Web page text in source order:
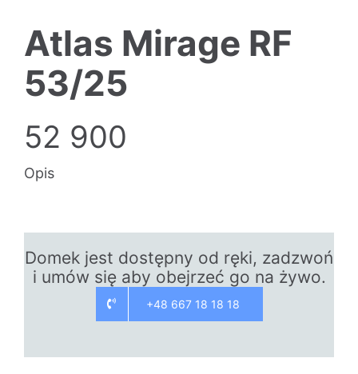
Atlas Mirage RF
53/25
52 900
Opis
Domek jest dostępny od ręki, zadzwoń
i umów się aby obejrzeć go na żywo.
+48 667 18 18 18